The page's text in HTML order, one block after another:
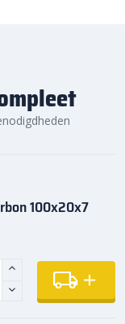
100x20x7